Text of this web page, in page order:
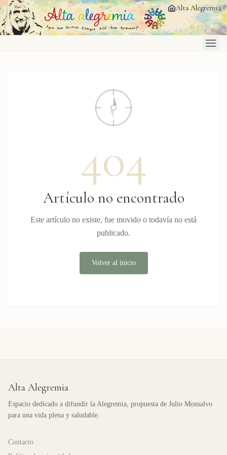
Saltar al contenido principal Alta Alegremia
404
Artículo no encontrado
Este artículo no existe, fue movido o todavía no está
publicado.
Volver al inicio
Alta Alegremia
Espacio dedicado a difundir la Alegremia, propuesta de Julio Monsalvo
para una vida plena y saludable.
Contacto